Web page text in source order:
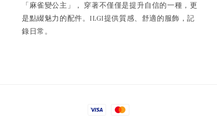
「麻雀變公主」， 穿著不僅僅是提升自信的一種，更
是點綴魅力的配件。ILGI提供質感、舒適的服飾，記
錄日常。